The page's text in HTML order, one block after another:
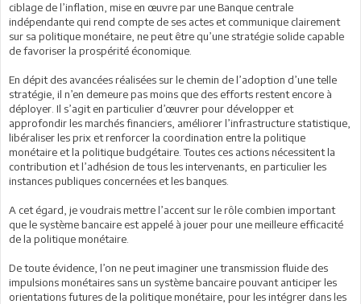
ciblage de l’inflation, mise en œuvre par une Banque centrale
indépendante qui rend compte de ses actes et communique clairement
sur sa politique monétaire, ne peut être qu’une stratégie solide capable
de favoriser la prospérité économique.
En dépit des avancées réalisées sur le chemin de l’adoption d’une telle
stratégie, il n’en demeure pas moins que des efforts restent encore à
déployer. Il s’agit en particulier d’œuvrer pour développer et
approfondir les marchés financiers, améliorer l’infrastructure statistique,
libéraliser les prix et renforcer la coordination entre la politique
monétaire et la politique budgétaire. Toutes ces actions nécessitent la
contribution et l’adhésion de tous les intervenants, en particulier les
instances publiques concernées et les banques.
A cet égard, je voudrais mettre l’accent sur le rôle combien important
que le système bancaire est appelé à jouer pour une meilleure efficacité
de la politique monétaire.
De toute évidence, l’on ne peut imaginer une transmission fluide des
impulsions monétaires sans un système bancaire pouvant anticiper les
orientations futures de la politique monétaire, pour les intégrer dans les